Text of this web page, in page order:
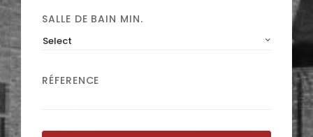
SALLE DE BAIN MIN.
Select
RÉFERENCE